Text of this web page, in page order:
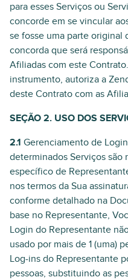
para esses Serviços ou
concorde em se vincular
se fosse uma parte original
concorda que será
Afiliadas com este
instrumento, autoriza a
deste Contrato com as
SEÇÃO 2. USO DOS
2.1 Gerenciamento de
determinados Serviços são
específico de
nos termos da Sua
conforme detalhado na
base no Representante,
Login do Representante
usado por mais de 1 (uma)
Log-ins do Representante
pessoas, substituindo as